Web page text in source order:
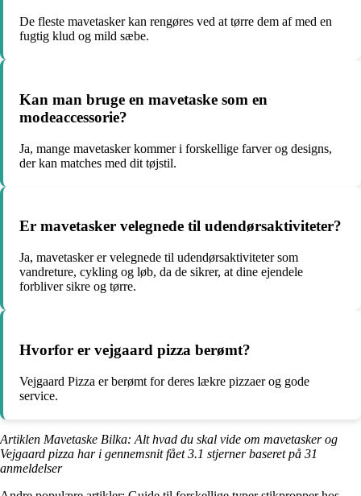
De fleste mavetasker kan rengøres ved at tørre dem af med en
fugtig klud og mild sæbe.
Kan man bruge en mavetaske som en
modeaccessorie?
Ja, mange mavetasker kommer i forskellige farver og designs,
der kan matches med dit tøjstil.
Er mavetasker velegnede til udendørsaktiviteter?
Ja, mavetasker er velegnede til udendørsaktiviteter som
vandreture, cykling og løb, da de sikrer, at dine ejendele
forbliver sikre og tørre.
Hvorfor er vejgaard pizza berømt?
Vejgaard Pizza er berømt for deres lækre pizzaer og gode
service.
Artiklen Mavetaske Bilka: Alt hvad du skal vide om mavetasker og
Vejgaard pizza har i gennemsnit fået3.1 stjerner baseret på 31
anmeldelser